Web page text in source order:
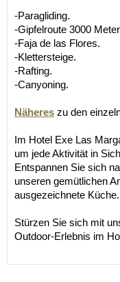
-Paragliding.
-Gipfelroute 3000
-Faja de las Flores.
-Klettersteige.
-Rafting.
-Canyoning.
Näheres zu den
Im Hotel Exe Las
um jede Aktivität in
Entspannen Sie sich
unseren gemütlichen
ausgezeichnete Küche.
Stürzen Sie sich mit
Outdoor-Erlebnis im